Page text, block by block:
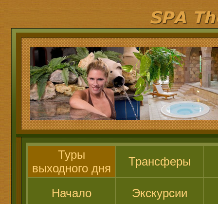
Туры
выходного дня
Трансферы
Начало Экскурсии